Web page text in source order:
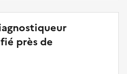
près de